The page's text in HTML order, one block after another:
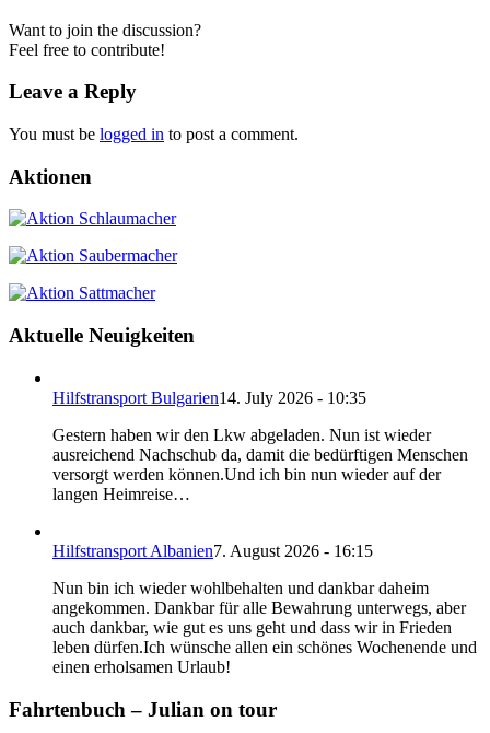
Want to join the discussion?
Feel free to contribute!
Leave a Reply
You must be logged in to post a comment.
Aktionen
Aktuelle Neuigkeiten
Hilfstransport Bulgarien14. July 2026 - 10:35
Gestern haben wir den Lkw abgeladen. Nun ist wieder
ausreichend Nachschub da, damit die bedürftigen Menschen
versorgt werden können.Und ich bin nun wieder auf der
langen Heimreise…
Hilfstransport Albanien7. August 2026 - 16:15
Nun bin ich wieder wohlbehalten und dankbar daheim
angekommen. Dankbar für alle Bewahrung unterwegs, aber
auch dankbar, wie gut es uns geht und dass wir in Frieden
leben dürfen.Ich wünsche allen ein schönes Wochenende und
einen erholsamen Urlaub!
Fahrtenbuch – Julian on tour